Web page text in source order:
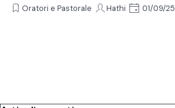
Oratori e Pastorale Hathi 01/09/25